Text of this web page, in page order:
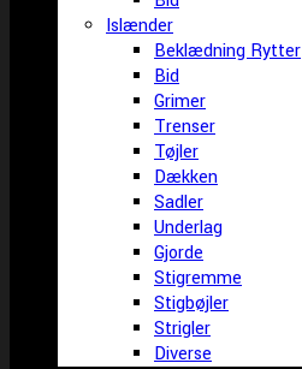
Islænder
Beklædning Rytter
Bid
Grimer
Trenser
Tøjler
Dækken
Sadler
Underlag
Gjorde
Stigremme
Stigbøjler
Strigler
Diverse